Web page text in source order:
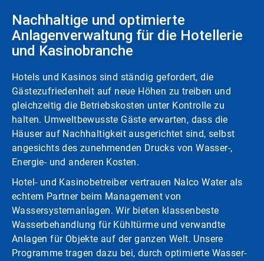
Nachhaltige und optimierte
Anlagenverwaltung für die Hotellerie
und Kasinobranche
Hotels und Kasinos sind ständig gefordert, die
Gästezufriedenheit auf neue Höhen zu treiben und
gleichzeitig die Betriebskosten unter Kontrolle zu
halten. Umweltbewusste Gäste erwarten, dass die
Häuser auf Nachhaltigkeit ausgerichtet sind, selbst
angesichts des zunehmenden Drucks von Wasser-,
Energie- und anderen Kosten.
Hotel- und Kasinobetreiber vertrauen Nalco Water als
echtem Partner beim Management von
Wassersystemanlagen. Wir bieten klassenbeste
Wasserbehandlung für Kühltürme und verwandte
Anlagen für Objekte auf der ganzen Welt. Unsere
Programme tragen dazu bei, durch optimierte Wasser-